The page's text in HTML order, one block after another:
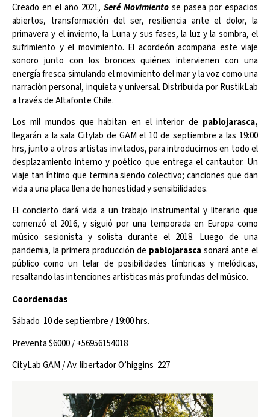
Creado en el año 2021, Seré Movimiento se pasea por espacios
abiertos, transformación del ser, resiliencia ante el dolor, la
primavera y el invierno, la Luna y sus fases, la luz y la sombra, el
sufrimiento y el movimiento. El acordeón acompaña este viaje
sonoro junto con los bronces quiénes intervienen con una
energía fresca simulando el movimiento del mar y la voz como una
narración personal, inquieta y universal. Distribuida por RustikLab
a través de Altafonte Chile.
Los mil mundos que habitan en el interior de pablojarasca,
llegarán a la sala Citylab de GAM el 10 de septiembre a las 19:00
hrs, junto a otros artistas invitados, para introducirnos en todo el
desplazamiento interno y poético que entrega el cantautor. Un
viaje tan íntimo que termina siendo colectivo; canciones que dan
vida a una placa llena de honestidad y sensibilidades.
El concierto dará vida a un trabajo instrumental y literario que
comenzó el 2016, y siguió por una temporada en Europa como
músico sesionista y solista durante el 2018. Luego de una
pandemia, la primera producción de pablojarascasonará ante el
público como un telar de posibilidades tímbricas y melódicas,
resaltando las intenciones artísticas más profundas del músico.
Coordenadas
Sábado 10 de septiembre / 19:00 hrs.
Preventa $6000 / +56956154018
CityLab GAM / Av. libertador O’higgins 227